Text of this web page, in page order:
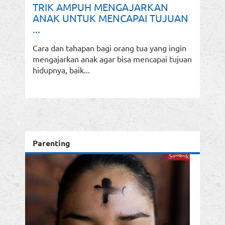
TRIK AMPUH MENGAJARKAN
ANAK UNTUK MENCAPAI TUJUAN
...
Cara dan tahapan bagi orang tua yang ingin
mengajarkan anak agar bisa mencapai tujuan
hidupnya, baik...
Parenting